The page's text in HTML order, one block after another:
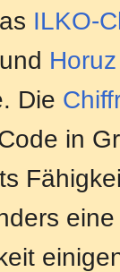
ILKO-
und Horuz
Die
in